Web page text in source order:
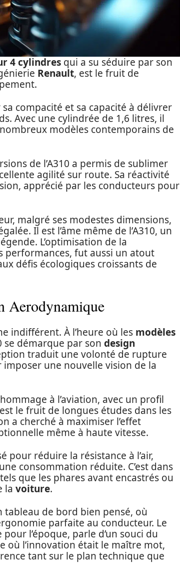
4 cylindres qui a su séduire par son
Renault, est le fruit de
compacité et sa capacité à délivrer
Avec une cylindrée de 1,6 litres, il
modèles contemporains de
de l’A310 a permis de sublimer
agilité sur route. Sa réactivité
apprécié par les conducteurs pour
malgré ses modestes dimensions,
Il est l’âme même de l’A310, un
L’optimisation de la
performances, fut aussi un atout
défis écologiques croissants de
Aerodynamique
indifférent. À l’heure où les modèles
se démarque par son design
traduit une volonté de rupture
une nouvelle vision de la
à l’aviation, avec un profil
le fruit de longues études dans les
a cherché à maximiser l’effet
même à haute vitesse.
pour réduire la résistance à l’air,
consommation réduite. C’est dans
que les phares avant encastrés ou
la voiture.
tableau de bord bien pensé, où
parfaite au conducteur. Le
l’époque, parle d’un souci du
où l’innovation était le maître mot,
tant sur le plan technique que